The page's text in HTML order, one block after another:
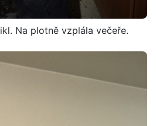
Na plotně vzplála večeře.